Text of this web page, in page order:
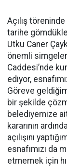
Açılış
tarihe
Utku Caner
önemli
Caddesi’nde
ediyor,
Göreve
bir şekilde
belediyemize
kararının
açılışını
esnafımızı da
etmemek için